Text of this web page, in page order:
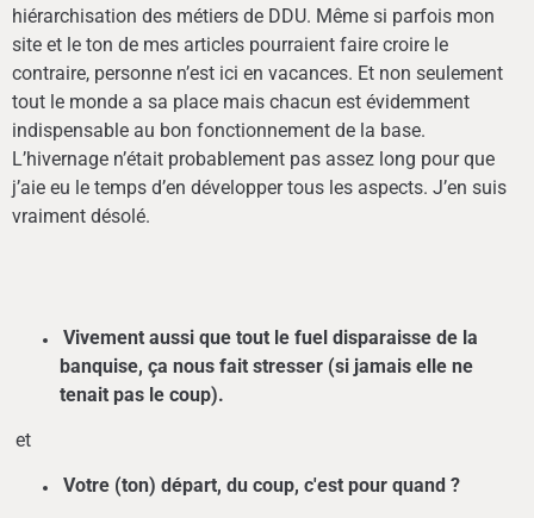
hiérarchisation des métiers de DDU. Même si parfois mon
site et le ton de mes articles pourraient faire croire le
contraire, personne n’est ici en vacances. Et non seulement
tout le monde a sa place mais chacun est évidemment
indispensable au bon fonctionnement de la base.
L’hivernage n’était probablement pas assez long pour que
j’aie eu le temps d’en développer tous les aspects. J’en suis
vraiment désolé.
Vivement aussi que tout le fuel disparaisse de la
banquise, ça nous fait stresser (si jamais elle ne
tenait pas le coup).
et
Votre (ton) départ, du coup, c'est pour quand ?